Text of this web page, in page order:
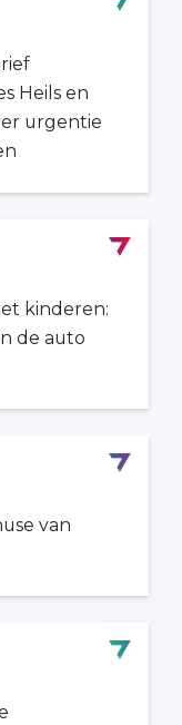
Heils en
urgentie
kinderen:
de auto
van